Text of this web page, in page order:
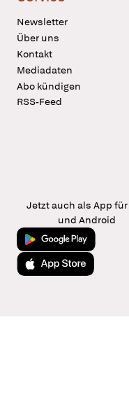
Newsletter
Über uns
Kontakt
Mediadaten
Abo kündigen
RSS-Feed
Jetzt auch als App für
und Android
Jetzt bei Google Play
Laden im App Store